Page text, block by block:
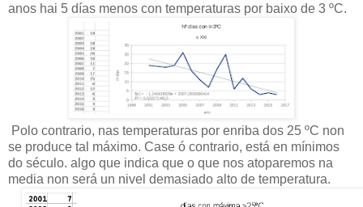
anos hai 5 días menos con temperaturas por baixo de 3 ºC.
Polo contrario, nas temperaturas por enriba dos 25 ºC non
se produce tal máximo. Case ó contrario, está en mínimos
do século. algo que indica que o que nos atoparemos na
media non será un nivel demasiado alto de temperatura.